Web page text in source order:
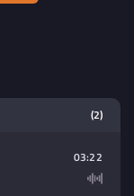
(2)
03:22